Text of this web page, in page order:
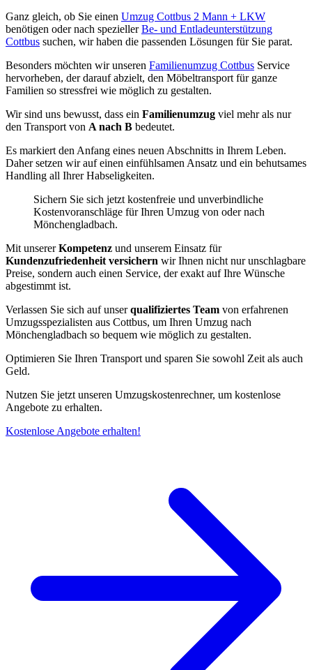
Ganz gleich, ob Sie einen Umzug Cottbus 2 Mann + LKW
benötigen oder nach speziellerBe- und Entladeunterstützung
Cottbus suchen, wir haben die passenden Lösungen für Sie parat.
Besonders möchten wir unseren Familienumzug Cottbus Service
hervorheben, der darauf abzielt, den Möbeltransport für ganze
Familien so stressfrei wie möglich zu gestalten.
Wir sind uns bewusst, dass ein Familienumzug viel mehr als nur
den Transport von A nach B bedeutet.
Es markiert den Anfang eines neuen Abschnitts in Ihrem Leben.
Daher setzen wir auf einen einfühlsamen Ansatz und ein behutsames
Handling all Ihrer Habseligkeiten.
Sichern Sie sich jetzt kostenfreie und unverbindliche
Kostenvoranschläge für Ihren Umzug von oder nach
Mönchengladbach.
Mit unsererKompetenz und unserem Einsatz für
Kundenzufriedenheit versichern wir Ihnen nicht nur unschlagbare
Preise, sondern auch einen Service, der exakt auf Ihre Wünsche
abgestimmt ist.
Verlassen Sie sich auf unserqualifiziertes Team von erfahrenen
Umzugsspezialisten aus Cottbus, um Ihren Umzug nach
Mönchengladbach so bequem wie möglich zu gestalten.
Optimieren Sie Ihren Transport und sparen Sie sowohl Zeit als auch
Geld.
Nutzen Sie jetzt unseren Umzugskostenrechner, um kostenlose
Angebote zu erhalten.
Kostenlose Angebote erhalten!